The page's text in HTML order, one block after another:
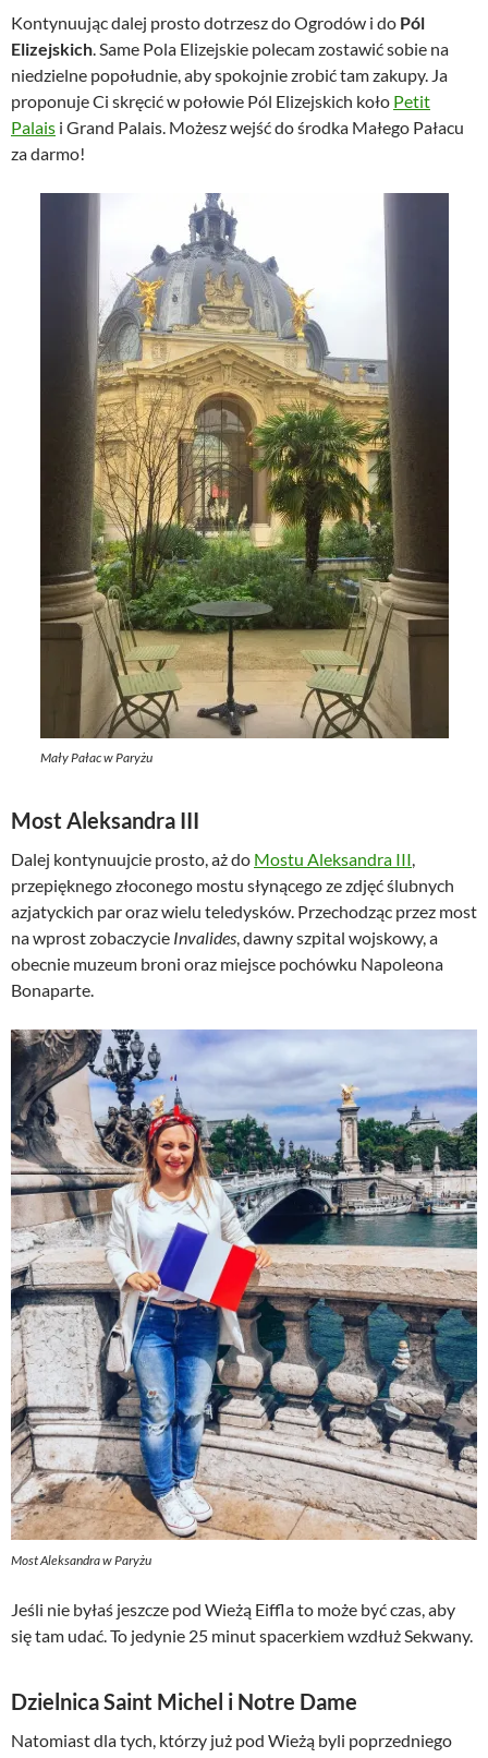
Kontynuując dalej prosto dotrzesz do Ogrodów i do Pól
Elizejskich . Same Pola Elizejskie polecam zostawić sobie na
niedzielne popołudnie, aby spokojnie zrobić tam zakupy. Ja
proponuje Ci skręcić w połowie Pól Elizejskich koło Petit
Palais i Grand Palais. Możesz wejść do środka Małego Pałacu
za darmo!
Mały Pałac w Paryżu
Most Aleksandra III
Dalej kontynuujcie prosto, aż do Mostu Aleksandra III
przepięknego złoconego mostu słynącego ze zdjęć ślubnych
azjatyckich par oraz wielu teledysków. Przechodząc przez most
na wprost zobaczycie Invalides , dawny szpital wojskowy, a
obecnie muzeum broni oraz miejsce pochówku Napoleona
Bonaparte.
Most Aleksandra w Paryżu
Jeśli nie byłaś jeszcze pod Wieżą Eiffla to może być czas, aby
się tam udać. To jedynie 25 minut spacerkiem wzdłuż Sekwany.
Dzielnica Saint Michel i Notre Dame
Natomiast dla tych, którzy już pod Wieżą byli poprzedniego